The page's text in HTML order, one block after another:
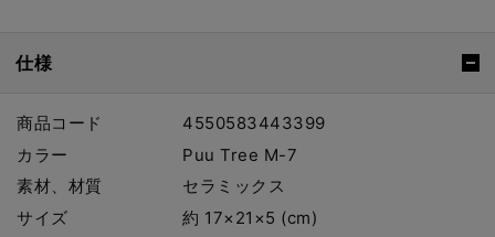
仕様
商品コード
4550583443399
カラー
Puu Tree M-7
素材、材質
セラミックス
サイズ
約 17×21×5 (cm)